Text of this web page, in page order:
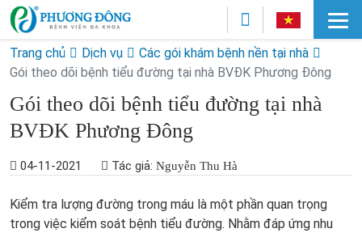
Trang chủ Dịch vụ
Các gói khám bệnh nền tại nhà
Gói theo dõi bệnh tiểu đường tại nhà BVĐK Phương Đông
Gói theo dõi bệnh tiểu đường tại nhà
BVĐK Phương Đông
04-11-2021 Tác giả: Nguyễn Thu Hà
Kiểm tra lượng đường trong máu là một phần quan trọng
trong việc kiểm soát bệnh tiểu đường. Nhằm đáp ứng nhu